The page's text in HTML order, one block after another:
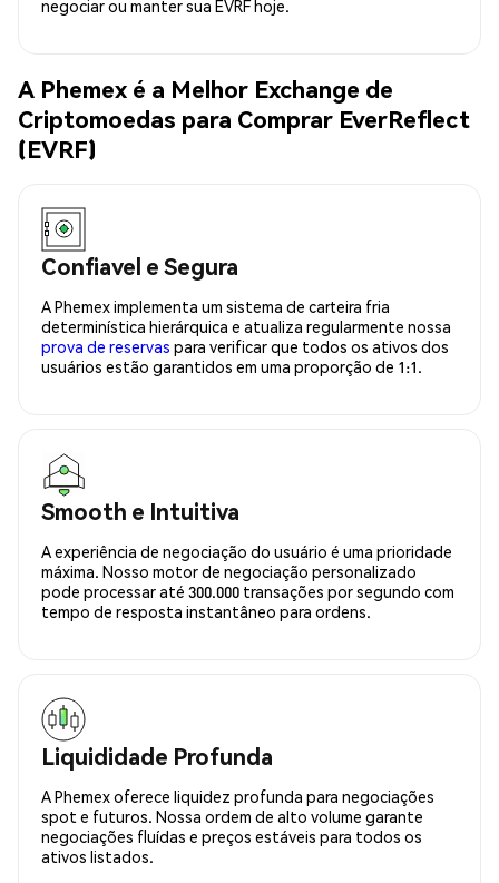
negociar ou manter sua EVRF hoje.
A Phemex é a Melhor Exchange de
Criptomoedas para Comprar EverReflect
(EVRF)
Confiavel e Segura
A Phemex implementa um sistema de carteira fria
determinística hierárquica e atualiza regularmente nossa
prova de reservas para verificar que todos os ativos dos
usuários estão garantidos em uma proporção de 1:1.
Smooth e Intuitiva
A experiência de negociação do usuário é uma prioridade
máxima. Nosso motor de negociação personalizado
pode processar até 300.000 transações por segundo com
tempo de resposta instantâneo para ordens.
Liquididade Profunda
A Phemex oferece liquidez profunda para negociações
spot e futuros. Nossa ordem de alto volume garante
negociações fluídas e preços estáveis para todos os
ativos listados.